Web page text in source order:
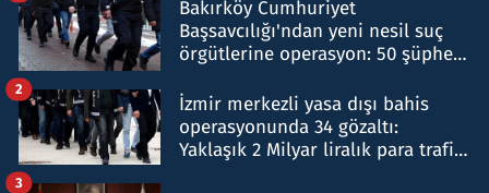
Bakırköy Cumhuriyet
Başsavcılığı'ndan yeni nesil suç
örgütlerine operasyon: 50 şüpheli
İzmir merkezli yasa dışı bahis
operasyonunda 34 gözaltı:
Yaklaşık 2 Milyar liralık para trafiği
2
3